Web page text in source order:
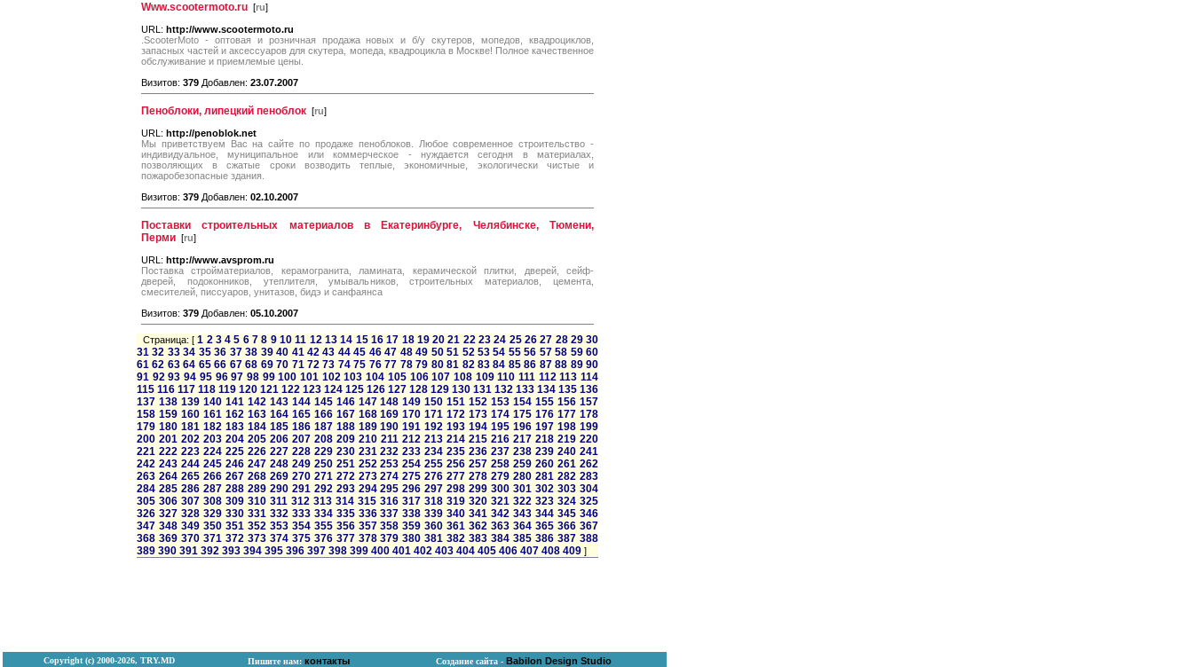
Www.scootermoto.ru [ru]
URL: http://www.scootermoto.ru
.ScooterMoto - оптовая и розничная продажа новых и б/у скутеров, мопедов, квадроциклов,
запасных частей и аксессуаров для скутера, мопеда, квадроцикла в Москве! Полное качественное
обслуживание и приемлемые цены.
Визитов: 379 Добавлен: 23.07.2007
Пеноблоки, липецкий пеноблок [ru]
URL: http://penoblok.net
Мы приветствуем Вас на сайте по продаже пеноблоков. Любое современное строительство -
индивидуальное, муниципальное или коммерческое - нуждается сегодня в материалах,
позволяющих в сжатые сроки возводить теплые, экономичные, экологически чистые и
пожаробезопасные здания.
Визитов: 379 Добавлен: 02.10.2007
Поставки строительных материалов в Екатеринбурге, Челябинске, Тюмени,
Перми [ru]
URL: http://www.avsprom.ru
Поставка стройматериалов, керамогранита, ламината, керамической плитки, дверей, сейф-
дверей, подоконников, утеплителя, умывальников, строительных материалов, цемента,
смесителей, писсуаров, унитазов, бидэ и санфаянса
Визитов: 379 Добавлен: 05.10.2007
Страница: [1 2 3 4 5 6 7 8 9 10 11 12 13 14 15 16 17 18 19 20 21 22 23 24 25 26 27 28 29 30
31 32 33 34 35 36 37 38 39 40 41 42 43 44 45 46 47 48 49 50 51 52 53 54 55 56 57 58 59 60
61 62 63 64 65 66 67 68 69 70 71 72 73 74 75 76 77 78 79 80 81 82 83 84 85 86 87 88 89 90
91 92 93 94 95 96 97 98 99 100 101 102 103 104 105 106 107 108 109 110 111 112 113 114
115 116 117 118 119 120 121 122 123 124 125 126 127 128 129 130 131 132 133 134 135 136
137 138 139 140 141 142 143 144 145 146 147 148 149 150 151 152 153 154 155 156 157
158 159 160 161 162 163 164 165 166 167 168 169 170 171 172 173 174 175 176 177 178
179 180 181 182 183 184 185 186 187 188 189 190 191 192 193 194 195 196 197 198 199
200 201 202 203 204 205 206 207 208 209 210 211 212 213 214 215 216 217 218 219 220
221 222 223 224 225 226 227 228 229 230 231 232 233 234 235 236 237 238 239 240 241
242 243 244 245 246 247 248 249 250 251 252 253 254 255 256 257 258 259 260 261 262
263 264 265 266 267 268 269 270 271 272 273 274 275 276 277 278 279 280 281 282 283
284 285 286 287 288 289 290 291 292 293 294 295 296 297 298 299 300 301 302 303 304
305 306 307 308 309 310 311 312 313 314 315 316 317 318 319 320 321 322 323 324 325
326 327 328 329 330 331 332 333 334 335 336 337 338 339 340 341 342 343 344 345 346
347 348 349 350 351 352 353 354 355 356 357 358 359 360 361 362 363 364 365 366 367
368 369 370 371 372 373 374 375 376 377 378 379 380 381 382 383 384 385 386 387 388
389 390 391 392 393 394 395 396 397 398 399 400 401 402 403 404 405 406 407 408 409 ]
Copyright (с) 2000-2026, TRY.MD Пишите нам: контакты Создание сайта - Babilon Design Studio